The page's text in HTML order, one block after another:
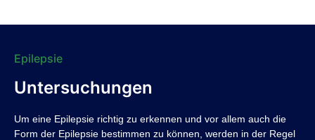
Epilepsie
Untersuchungen
Um eine Epilepsie richtig zu erkennen und vor allem auch die
Form der Epilepsie bestimmen zu können, werden in der Regel